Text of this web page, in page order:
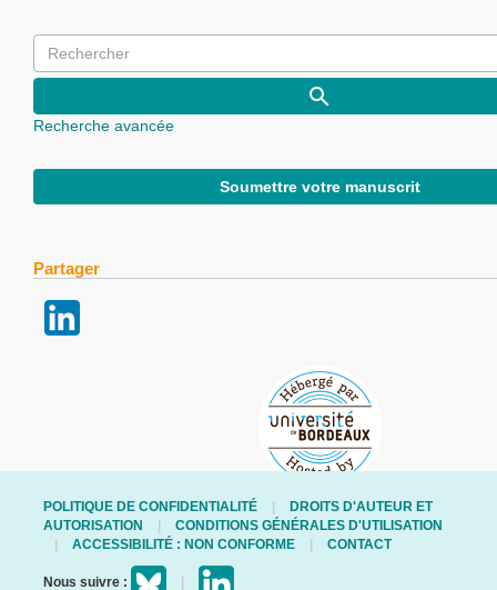
Recherche avancée
Soumettre votre manuscrit
Partager
POLITIQUE DE CONFIDENTIALITÉ
DROITS D'AUTEUR ET
AUTORISATION
CONDITIONS GÉNÉRALES D'UTILISATION
ACCESSIBILITÉ : NON CONFORME
CONTACT
Nous suivre :